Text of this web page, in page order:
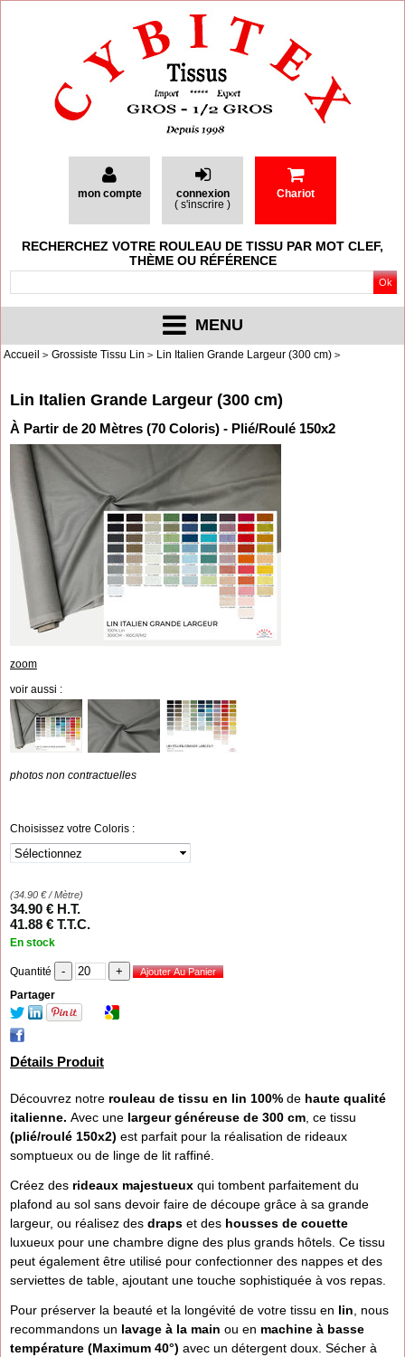
mon compte
connexion
( s'inscrire )
Chariot
MENU
RECHERCHEZ VOTRE ROULEAU DE TISSU PAR MOT CLEF,
THÈME OU RÉFÉRENCE
Accueil Grossiste Tissu Lin Lin Italien Grande Largeur (300 cm)
Lin Italien Grande Largeur (300 cm)
À Partir de 20 Mètres (70 Coloris) - Plié/Roulé 150x2
zoom
voir aussi :
photos non contractuelles
Choisissez votre Coloris :
(34.90 €/ Mètre)
34.90 € H.T.
41.88 € T.T.C.
En stock
Quantité
Partager
Détails Produit
Découvrez notre rouleau de tissu en lin 100% de haute qualité
italienne. Avec une largeur généreuse de 300 cm , ce tissu
(plié/roulé 150x2) est parfait pour la réalisation de rideaux
somptueux ou de linge de lit raffiné.
Créez des rideaux majestueux qui tombent parfaitement du
plafond au sol sans devoir faire de découpe grâce à sa grande
largeur, ou réalisez des draps et des housses de couette
luxueux pour une chambre digne des plus grands hôtels. Ce tissu
peut également être utilisé pour confectionner des nappes et des
serviettes de table, ajoutant une touche sophistiquée à vos repas.
Pour préserver la beauté et la longévité de votre tissu en lin , nous
recommandons un lavage à la main ou en machine à basse
température (Maximum 40°) avec un détergent doux. Sécher à